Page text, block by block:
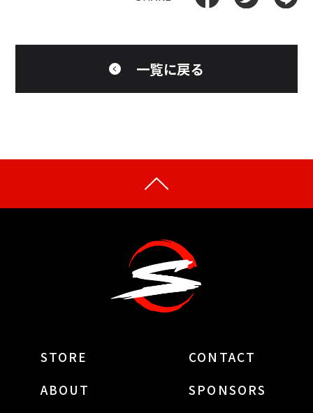
一覧に戻る
STORE
CONTACT
ABOUT
SPONSORS